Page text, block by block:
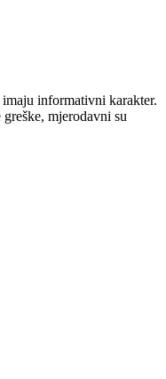
informativni karakter.
mjerodavni su